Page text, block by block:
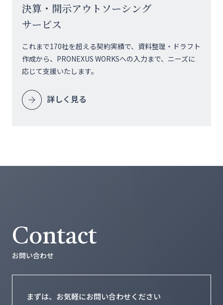
決算・開示アウトソーシング
サービス
これまで170社を超える契約実績で、資料整理・ドラフト
作成から、PRONEXUS WORKSへの入力まで、ニーズに
応じて支援いたします。
詳しく見る
Contact
お問い合わせ
まずは、お気軽にお問い合わせください